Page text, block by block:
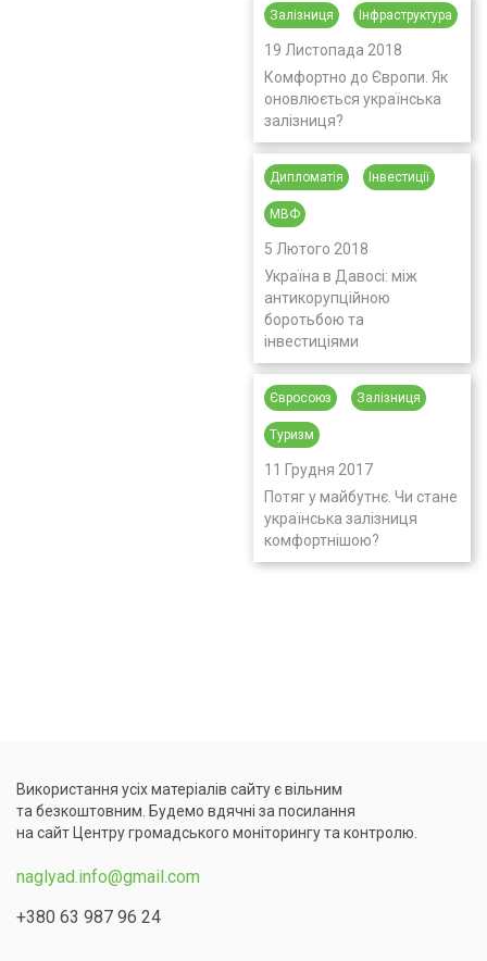
Залізниця Інфраструктура
19 Листопада 2018
Комфортно до Європи. Як
оновлюється українська
залізниця?
Дипломатія Інвестиції
МВФ
5 Лютого 2018
Україна в Давосі: між
антикорупційною
боротьбою та
інвестиціями
Євросоюз Залізниця
Туризм
11 Грудня 2017
Потяг у майбутнє. Чи стане
українська залізниця
комфортнішою?
Використання усіх матеріалів сайту є вільним
та безкоштовним. Будемо вдячні за посилання
на сайт Центру громадського моніторингу та контролю.
naglyad.info@gmail.com
+380 63 987 96 24